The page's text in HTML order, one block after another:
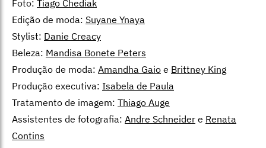
Foto: Tiago Chediak
Edição de moda: Suyane Ynaya
Stylist: Danie Creacy
Beleza: Mandisa Bonete Peters
Produção de moda: Amandha Gaio e Brittney King
Produção executiva: Isabela de Paula
Tratamento de imagem: Thiago Auge
Assistentes de fotografia: Andre Schneider e Renata
Contins